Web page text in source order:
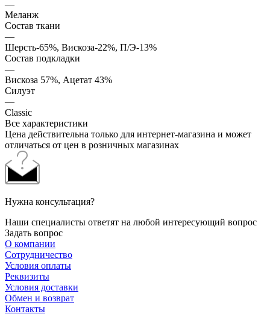
—
Меланж
Состав ткани
—
Шерсть-65%, Вискоза-22%, П/Э-13%
Состав подкладки
—
Вискоза 57%, Ацетат 43%
Силуэт
—
Classic
Все характеристики
Цена действительна только для интернет-магазина и может
отличаться от цен в розничных магазинах
Нужна консультация?
Наши специалисты ответят на любой интересующий вопрос
Задать вопрос
О компании
Сотрудничество
Условия оплаты
Реквизиты
Условия доставки
Обмен и возврат
Контакты